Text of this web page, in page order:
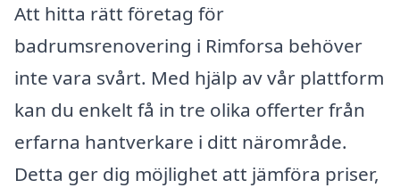
Att hitta rätt företag för
badrumsrenovering i Rimforsa behöver
inte vara svårt. Med hjälp av vår plattform
kan du enkelt få in tre olika offerter från
erfarna hantverkare i ditt närområde.
Detta ger dig möjlighet att jämföra priser,